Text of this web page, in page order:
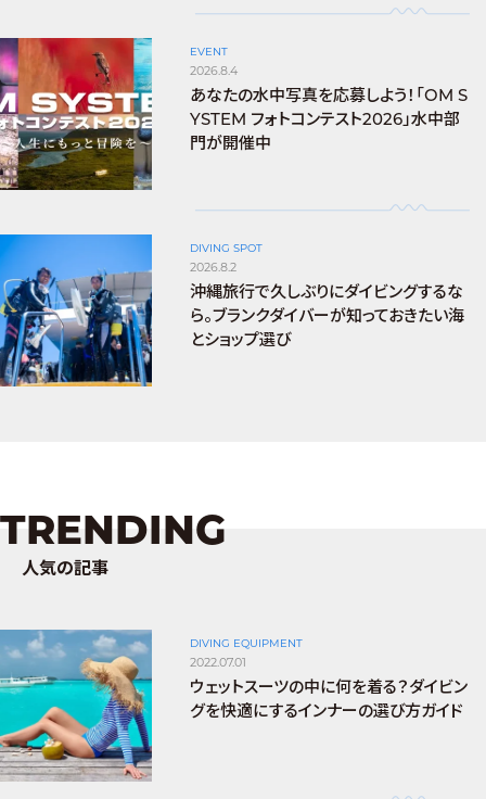
EVENT
2026.8.4
あなたの水中写真を応募しよう！「OM S
YSTEM フォトコンテスト2026」水中部
門が開催中
DIVING SPOT
2026.8.2
沖縄旅行で久しぶりにダイビングするな
ら。ブランクダイバーが知っておきたい海
とショップ選び
TRENDING
人気の記事
DIVING EQUIPMENT
2022.07.01
ウェットスーツの中に何を着る？ダイビン
グを快適にするインナーの選び方ガイド